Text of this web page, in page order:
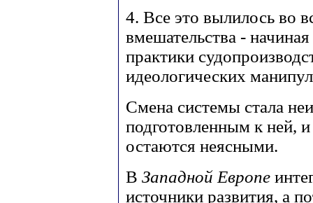
4. Все это вылилось во
вмешательства -
практики
идеологических
Смена системы стала
подготовленным к ней,
остаются неясными.
В Западной Европе
источники развития, а